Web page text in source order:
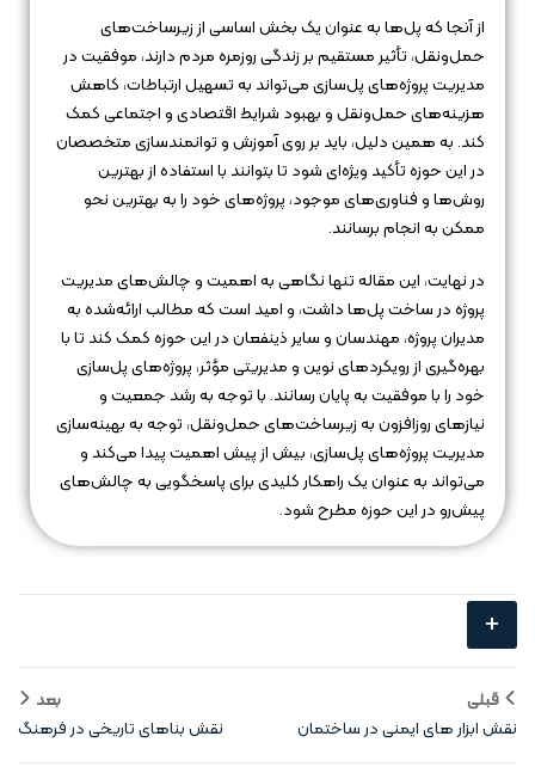
از آنجا که پل‌ها به عنوان یک بخش اساسی از زیرساخت‌های
حمل‌ونقل، تأثیر مستقیم بر زندگی روزمره مردم دارند، موفقیت در
مدیریت پروژه‌های پل‌سازی می‌تواند به تسهیل ارتباطات، کاهش
هزینه‌های حمل‌ونقل و بهبود شرایط اقتصادی و اجتماعی کمک
کند. به همین دلیل، باید بر روی آموزش و توانمندسازی متخصصان
در این حوزه تأکید ویژه‌ای شود تا بتوانند با استفاده از بهترین
روش‌ها و فناوری‌های موجود، پروژه‌های خود را به بهترین نحو
ممکن به انجام برسانند.
در نهایت، این مقاله تنها نگاهی به اهمیت و چالش‌های مدیریت
پروژه در ساخت پل‌ها داشت، و امید است که مطالب ارائه‌شده به
مدیران پروژه، مهندسان و سایر ذینفعان در این حوزه کمک کند تا با
بهره‌گیری از رویکردهای نوین و مدیریتی مؤثر، پروژه‌های پل‌سازی
خود را با موفقیت به پایان رسانند. با توجه به رشد جمعیت و
نیازهای روزافزون به زیرساخت‌های حمل‌ونقل، توجه به بهینه‌سازی
مدیریت پروژه‌های پل‌سازی، بیش از پیش اهمیت پیدا می‌کند و
می‌تواند به عنوان یک راهکار کلیدی برای پاسخگویی به چالش‌های
پیش‌رو در این حوزه مطرح شود.
+
قبلی
نقش ابزار های ایمنی در ساختمان‌
سازی
بعد
نقش بناهای تاریخی در فرهنگ
محلی